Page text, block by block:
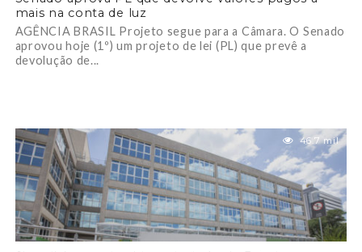
mais na conta de luz
AGÊNCIA BRASIL Projeto segue para a Câmara. O Senado
aprovou hoje (1º) um projeto de lei (PL) que prevê a
devolução de...
46.7 mil